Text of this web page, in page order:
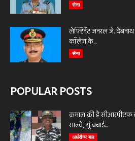
सेना
लेफ्टिनेंट जनरल जे.
कॉलेज के...
सेना
POPULAR POSTS
कमाल की है सीआरपीएफ
साल्वे, यूं बचाई...
अर्धसैन्य बल